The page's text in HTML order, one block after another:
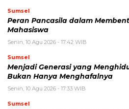
Sumsel
Peran Pancasila dalam
Mahasiswa
Senin, 10 Agu 2026 - 17:42 WIB
Sumsel
Menjadi Generasi yang
Bukan Hanya Menghafalnya
Senin, 10 Agu 2026 - 17:33 WIB
Sumsel